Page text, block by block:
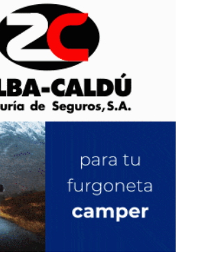
para reducir el spam.
procesan los datos de tus